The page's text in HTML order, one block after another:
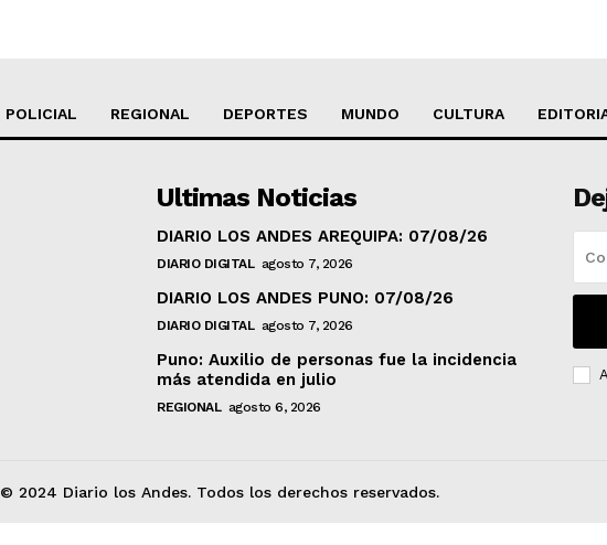
POLICIAL REGIONAL DEPORTES MUNDO CULTURA
Ultimas Noticias
DIARIO LOS ANDES AREQUIPA: 07/08/26
DIARIO DIGITAL agosto 7, 2026
DIARIO LOS ANDES PUNO: 07/08/26
DIARIO DIGITAL agosto 7, 2026
Puno: Auxilio de personas fue la incidencia
más atendida en julio
REGIONAL agosto 6, 2026
© 2024 Diario los Andes. Todos los derechos reservados.